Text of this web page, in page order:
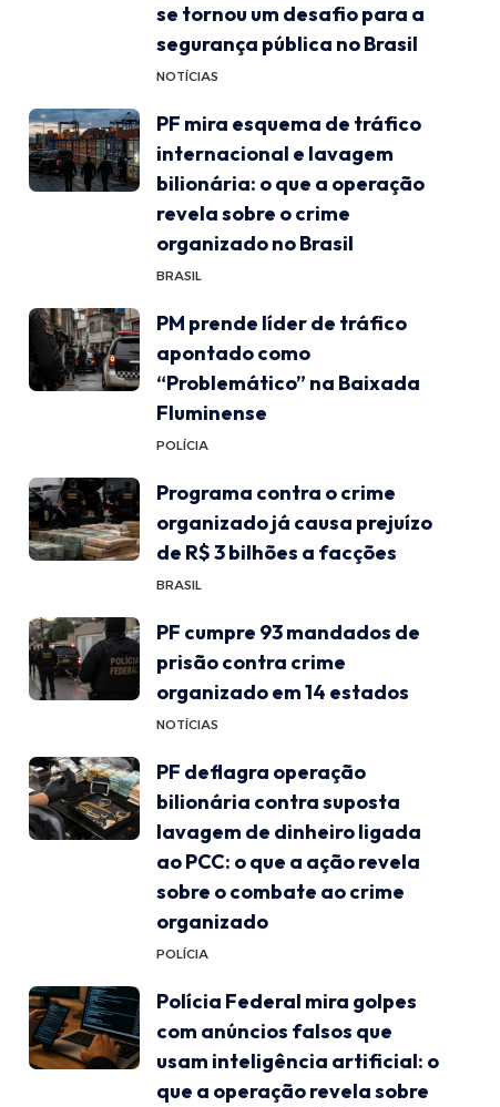
se tornou um desafio para a
segurança pública no Brasil
NOTÍCIAS
PF mira esquema de tráfico
internacional e lavagem
bilionária: o que a operação
revela sobre o crime
organizado no Brasil
BRASIL
PM prende líder de tráfico
apontado como
“Problemático” na Baixada
Fluminense
POLÍCIA
Programa contra o crime
organizado já causa prejuízo
de R$ 3 bilhões a facções
BRASIL
PF cumpre 93 mandados de
prisão contra crime
organizado em 14 estados
NOTÍCIAS
PF deflagra operação
bilionária contra suposta
lavagem de dinheiro ligada
ao PCC: o que a ação revela
sobre o combate ao crime
organizado
POLÍCIA
Polícia Federal mira golpes
com anúncios falsos que
usam inteligência artificial: o
que a operação revela sobre